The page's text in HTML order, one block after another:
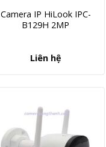
Camera IP HiLook IPC-
B129H 2MP
Liên hệ